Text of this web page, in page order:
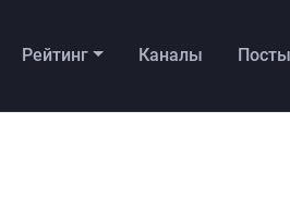
Рейтинг Каналы Посты